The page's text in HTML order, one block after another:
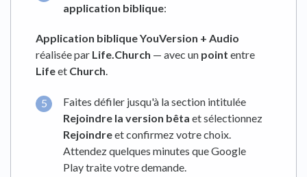
application biblique:
Application biblique YouVersion + Audio
réalisée par Life.Church — avec un point entre
Lifeet Church.
Faites défiler jusqu'à la section intitulée
Rejoindre la version bêta et sélectionnez
Rejoindreet confirmez votre choix.
Attendez quelques minutes que Google
Play traite votre demande.